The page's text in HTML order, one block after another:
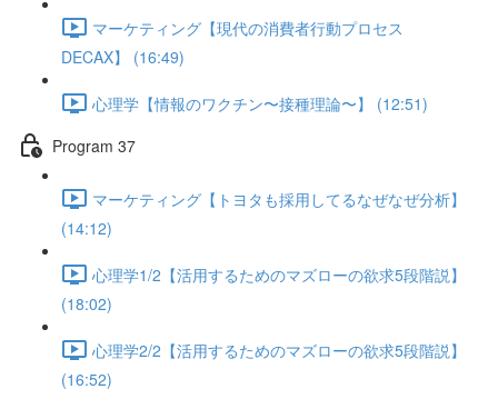
マーケティング【現代の消費者行動プロセス
DECAX】 (16:49)
心理学【情報のワクチン〜接種理論〜】 (12:51)
Program 37
マーケティング【トヨタも採用してるなぜなぜ分析】
(14:12)
心理学1/2【活用するためのマズローの欲求5段階説】
(18:02)
心理学2/2【活用するためのマズローの欲求5段階説】
(16:52)